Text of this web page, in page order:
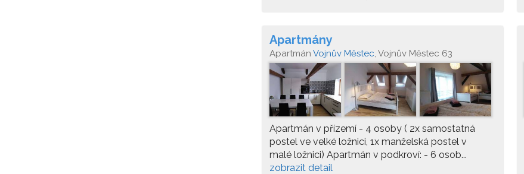
Apartmány
Apartmán Vojnův Městec, Vojnův Městec 63
Apartmán v přízemí - 4 osoby ( 2x samostatná
postel ve velké ložnici, 1x manželská postel v
malé ložnici) Apartmán v podkroví: - 6 osob...
zobrazit detail